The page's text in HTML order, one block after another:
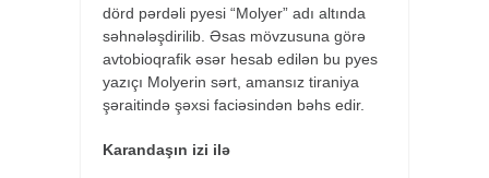
dörd pərdəli pyesi “Molyer” adı altında
səhnələşdirilib. Əsas mövzusuna görə
avtobioqrafik əsər hesab edilən bu pyes
yazıçı Molyerin sərt, amansız tiraniya
şəraitində şəxsi faciəsindən bəhs edir.
Karandaşın izi ilə